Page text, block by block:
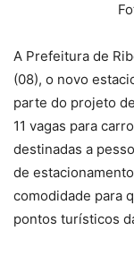
A Prefeitura de
(08), o novo
parte do projeto
11 vagas para
destinadas a
de
comodidade para
pontos turísticos